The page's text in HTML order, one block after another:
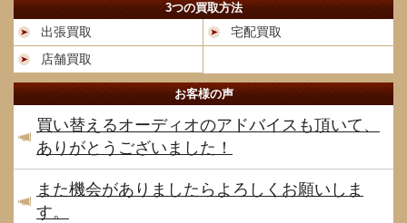
3つの買取方法
出張買取
宅配買取
店舗買取
お客様の声
買い替えるオーディオのアドバイスも頂いて、
ありがとうございました！
また機会がありましたらよろしくお願いしま
す。